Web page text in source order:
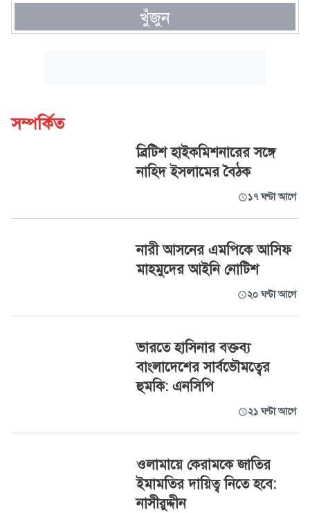
খুঁজুন
সম্পর্কিত
ব্রিটিশ হাইকমিশনারের সঙ্গে
নাহিদ ইসলামের বৈঠক
১৭ ঘণ্টা আগে
নারী আসনের এমপিকে আসিফ
মাহমুদের আইনি নোটিশ
২০ ঘণ্টা আগে
ভারতে হাসিনার বক্তব্য
বাংলাদেশের সার্বভৌমত্বের
হুমকি: এনসিপি
২১ ঘণ্টা আগে
ওলামায়ে কেরামকে জাতির
ইমামতির দায়িত্ব নিতে হবে:
নাসীরুদ্দীন